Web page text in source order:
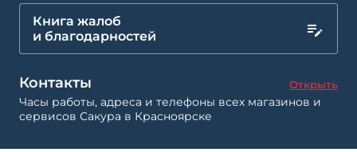
Книга жалоб
и благодарностей
Контакты Открыть
Часы работы, адреса и телефоны всех магазинов и
сервисов Сакура в Красноярске